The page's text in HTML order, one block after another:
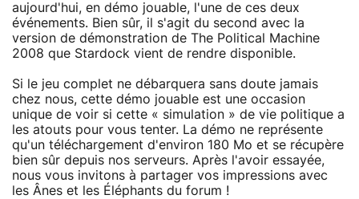
aujourd'hui, en démo jouable, l'une de ces deux
événements. Bien sûr, il s'agit du second avec la
version de démonstration de The Political Machine
2008 que Stardock vient de rendre disponible.
Si le jeu complet ne débarquera sans doute jamais
chez nous, cette démo jouable est une occasion
unique de voir si cette « simulation » de vie politique a
les atouts pour vous tenter. La démo ne représente
qu'un téléchargement d'environ 180 Mo et se récupère
bien sûr depuis nos serveurs. Après l'avoir essayée,
nous vous invitons à partager vos impressions avec
les Ânes et les Éléphants du forum !